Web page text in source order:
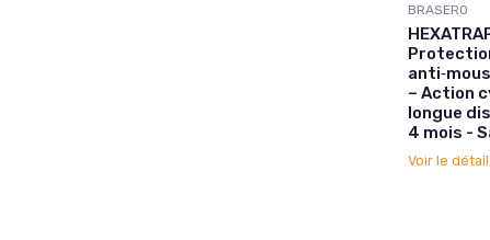
BRASERO
– Action
longue
4 mois -
Voir le détail